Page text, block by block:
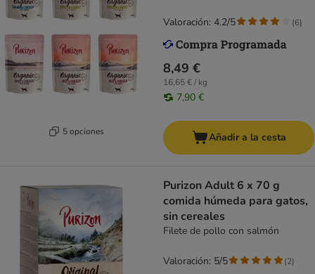
5 opciones
8,49 €
16,65 € / kg
7,90 €
Valoración: 4.2/5 (6)
Añadir a la cesta
Purizon Adult 6 x 70 g
comida húmeda para gatos,
sin cereales
Filete de pollo con salmón
Valoración: 5/5 (2)